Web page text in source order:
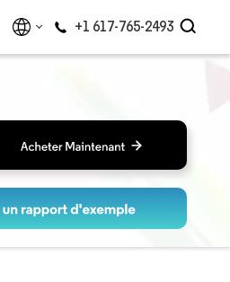
+1 617-765-2493